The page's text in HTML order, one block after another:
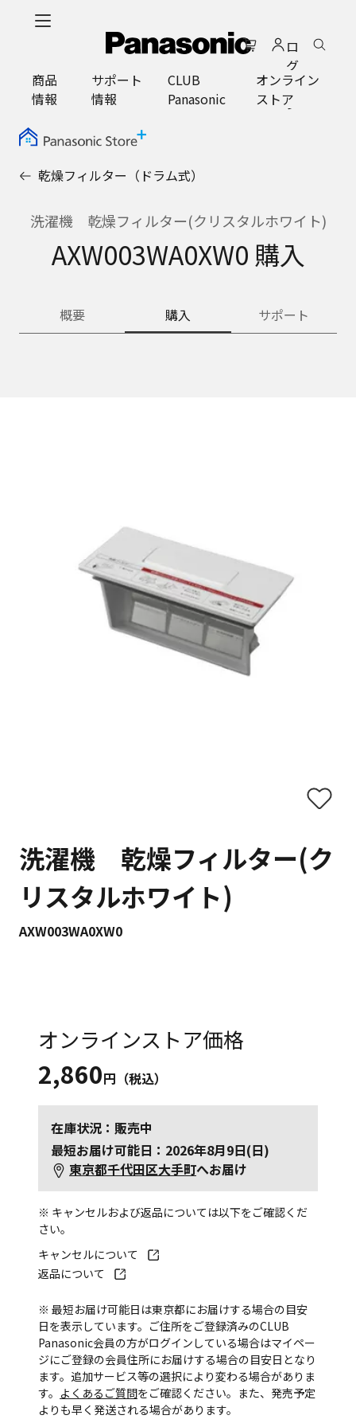
ロ
グ
イ
ン
商品
情報
サポート
情報
CLUB
Panasonic
オンライン
ストア
乾燥フィルター（ドラム式）
洗濯機 乾燥フィルター(クリスタルホワイト)
AXW003WA0XW0 購入
概要 購入 サポート
洗濯機 乾燥フィルター(ク
リスタルホワイト)
AXW003WA0XW0
オンラインストア価格
2,860円（税込）
在庫状況：販売中
最短お届け可能日：2026年8月9日(日)
東京都千代田区大手町へお届け
※ キャンセルおよび返品については以下をご確認くだ
さい。
キャンセルについて
返品について
※ 最短お届け可能日は東京都にお届けする場合の目安
日を表示しています。ご住所をご登録済みのCLUB
Panasonic会員の方がログインしている場合はマイペー
ジにご登録の会員住所にお届けする場合の目安日となり
ます。追加サービス等の選択により変わる場合がありま
す。 よくあるご質問をご確認ください。また、発売予定
よりも早く発送される場合があります。